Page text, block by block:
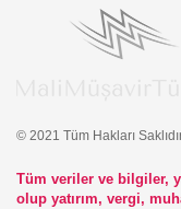
© 2021 Tüm Hakları
Tüm veriler ve bilgiler,
olup yatırım, vergi,